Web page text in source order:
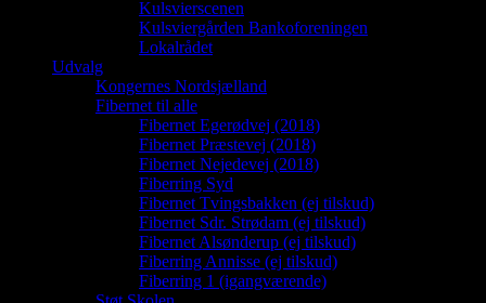
Kulsvierscenen
Kulsviergården Bankoforeningen
Lokalrådet
Udvalg
Kongernes Nordsjælland
Fibernet til alle
Fibernet Egerødvej (2018)
Fibernet Præstevej (2018)
Fibernet Nejedevej (2018)
Fiberring Syd
Fibernet Tvingsbakken (ej tilskud)
Fibernet Sdr. Strødam (ej tilskud)
Fibernet Alsønderup (ej tilskud)
Fiberring Annisse (ej tilskud)
Fiberring 1 (igangværende)